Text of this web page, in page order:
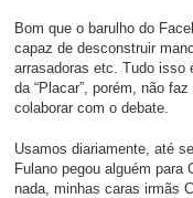
Bom que o barulho do
capaz de desconstruir
arrasadoras etc. Tudo isso
da “Placar”, porém, não
colaborar com o debate.
Usamos diariamente, até
Fulano pegou alguém
nada, minhas caras irmãs